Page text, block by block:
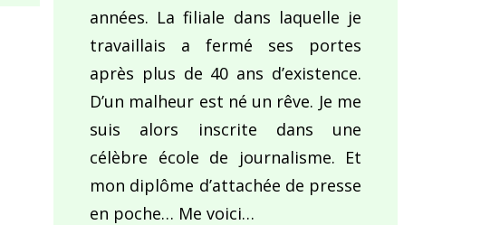
années. La filiale dans laquelle je
travaillais a fermé ses portes
après plus de 40 ans d’existence.
D’un malheur est né un rêve. Je me
suis alors inscrite dans une
célèbre école de journalisme. Et
mon diplôme d’attachée de presse
en poche… Me voici…